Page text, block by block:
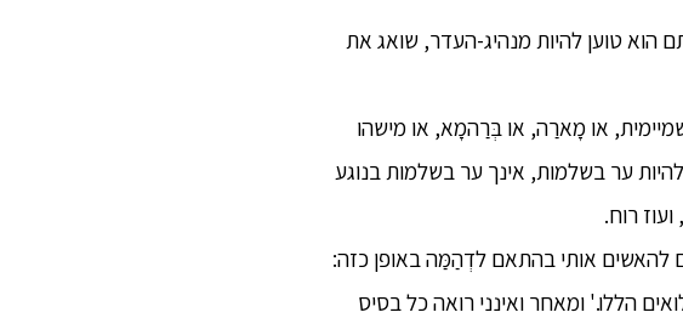
הוא טוען להיות מנהיג-העדר, שואג את
שמיימית, או מָארַה, או בְּרַהמָא, או מישהו
ער בשלמות, אינך ער בשלמות בנוגע
רוח.
להאשים אותי בהתאם לדְהַמַּה באופן כזה:
הללו.' ומאחר ואינני רואה כל בסיס